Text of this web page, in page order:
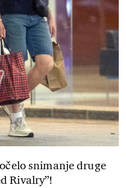
snimanje druge
Rivalry”!